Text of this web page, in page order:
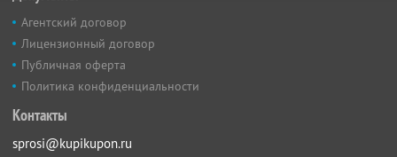
Агентский договор
Лицензионный договор
Публичная оферта
Политика конфиденциальности
Контакты
sprosi@kupikupon.ru